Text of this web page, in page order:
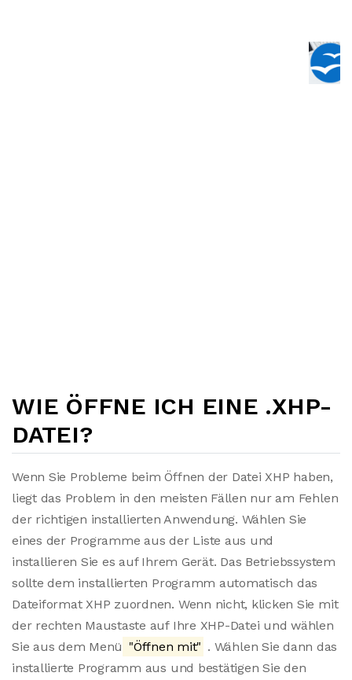
WIE ÖFFNE ICH EINE .XHP-
DATEI?
Wenn Sie Probleme beim Öffnen der Datei XHP haben,
liegt das Problem in den meisten Fällen nur am Fehlen
der richtigen installierten Anwendung. Wählen Sie
eines der Programme aus der Liste aus und
installieren Sie es auf Ihrem Gerät. Das Betriebssystem
sollte dem installierten Programm automatisch das
Dateiformat XHP zuordnen. Wenn nicht, klicken Sie mit
der rechten Maustaste auf Ihre XHP-Datei und wählen
Sie aus dem Menü "Öffnen mit" . Wählen Sie dann das
installierte Programm aus und bestätigen Sie den